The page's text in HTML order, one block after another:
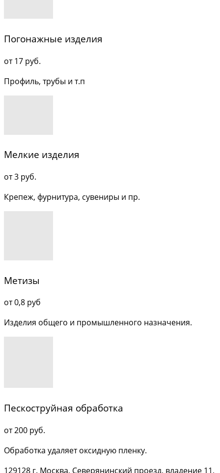
Погонажные изделия
от 17 руб.
Профиль, трубы и т.п
Мелкие изделия
от 3 руб.
Крепеж, фурнитура, сувениры и пр.
Метизы
от 0,8 руб
Изделия общего и промышленного назначения.
Пескоструйная обработка
от 200 руб.
Обработка удаляет оксидную пленку.
129128 г. Москва, Северянинский проезд, владение 11,